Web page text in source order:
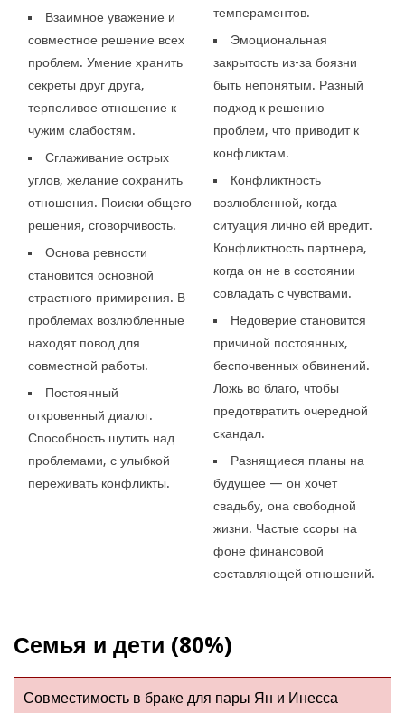
Взаимное уважение и
совместное решение всех
проблем. Умение хранить
секреты друг друга,
терпеливое отношение к
чужим слабостям.
Сглаживание острых
углов, желание сохранить
отношения. Поиски общего
решения, сговорчивость.
Основа ревности
становится основной
страстного примирения. В
проблемах возлюбленные
находят повод для
совместной работы.
Постоянный
откровенный диалог.
Способность шутить над
проблемами, с улыбкой
переживать конфликты.
темпераментов.
Эмоциональная
закрытость из-за боязни
быть непонятым. Разный
подход к решению
проблем, что приводит к
конфликтам.
Конфликтность
возлюбленной, когда
ситуация лично ей вредит.
Конфликтность партнера,
когда он не в состоянии
совладать с чувствами.
Недоверие становится
причиной постоянных,
беспочвенных обвинений.
Ложь во благо, чтобы
предотвратить очередной
скандал.
Разнящиеся планы на
будущее — он хочет
свадьбу, она свободной
жизни. Частые ссоры на
фоне финансовой
составляющей отношений.
Семья и дети (80%)
Совместимость в браке для пары Ян и Инесса